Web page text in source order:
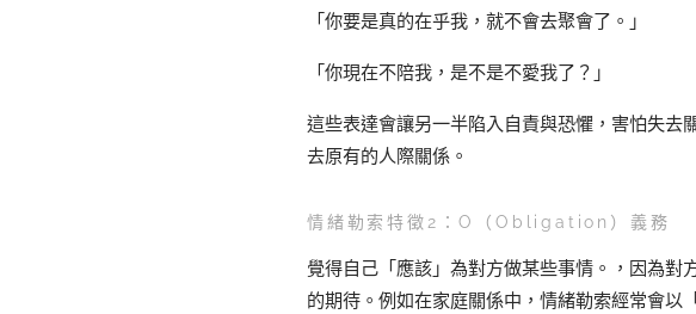
「你要是真的在乎我，就不會去聚會了。」
「你現在不陪我，是不是不愛我了？」
這些表達會讓另一半陷入自責與恐懼，害怕失去
去原有的人際關係。
情緒勒索特徵2：O（Obligation）義務
覺得自己「應該」為對方做某些事情。，因為
的期待。例如在家庭關係中，情緒勒索經常會以